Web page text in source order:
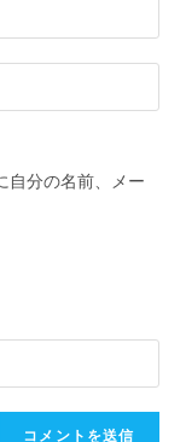
自分の名前、メー